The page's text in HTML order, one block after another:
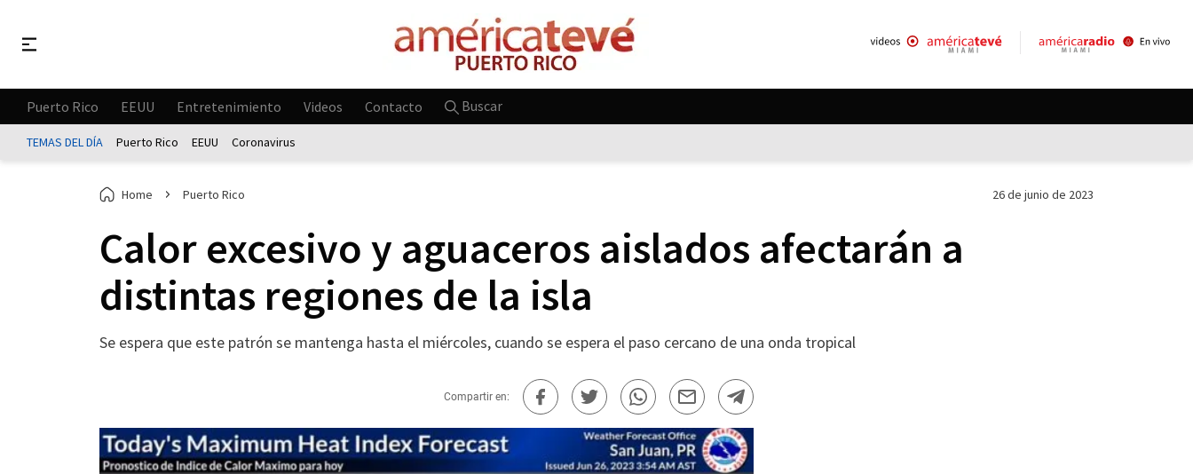
Puerto Rico EEUU Entretenimiento Videos Contacto Buscar
TEMAS DEL DÍA Puerto Rico EEUU Coronavirus
Home Puerto Rico 26 de junio de 2023
Calor excesivo y aguaceros aislados afectarán a
distintas regiones de la isla
Se espera que este patrón se mantenga hasta el miércoles, cuando se espera el paso cercano de una onda tropical
Compartir en: